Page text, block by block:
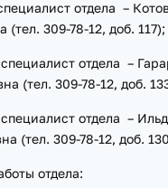
отдела –
(тел. 309-78-12, доб. 117);
отдела –
(тел. 309-78-12, доб.
отдела –
(тел. 309-78-12, доб.
отдела: